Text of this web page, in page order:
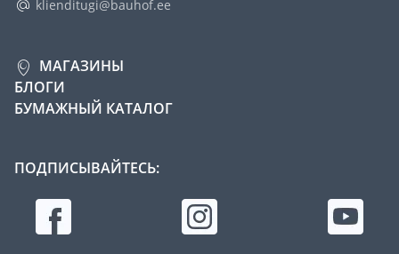
klienditugi@bauhof.ee
МАГАЗИНЫ
БЛОГИ
БУМАЖНЫЙ КАТАЛОГ
ПОДПИСЫВАЙТЕСЬ: